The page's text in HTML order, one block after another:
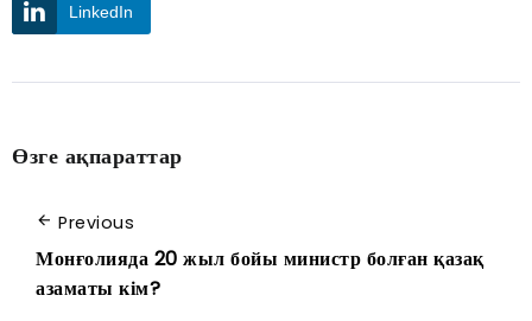
LinkedIn
Өзге ақпараттар
Previous
Монғолияда 20 жыл бойы министр болған қазақ
азаматы кім?